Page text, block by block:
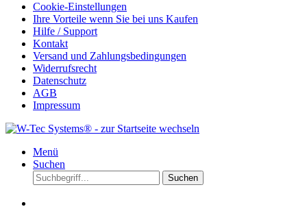
Cookie-Einstellungen
Ihre Vorteile wenn Sie bei uns Kaufen
Hilfe / Support
Kontakt
Versand und Zahlungsbedingungen
Widerrufsrecht
Datenschutz
AGB
Impressum
Menü
Suchen
Suchen